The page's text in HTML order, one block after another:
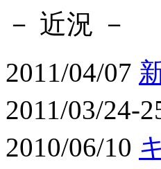
－ 近況 －
2011/04/07
2011/03/24-
2010/06/10